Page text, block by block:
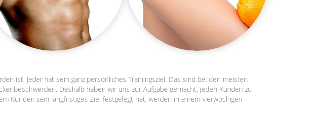
ist. Jeder hat sein ganz persönliches Trainingsziel. Das sind bei den meisten
Deshalb haben wir uns zur Aufgabe gemacht, jeden Kunden zu
Kunden sein langfristiges Ziel festgelegt hat, werden in einem vierwöchigen